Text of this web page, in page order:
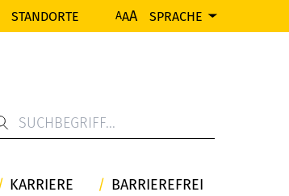
STANDORTE AAA SPRACHE
KARRIERE BARRIEREFREI